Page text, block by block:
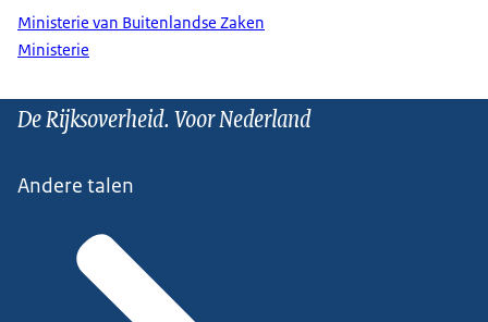
Ministerie van Buitenlandse Zaken
Ministerie
De Rijksoverheid. Voor Nederland
Andere talen